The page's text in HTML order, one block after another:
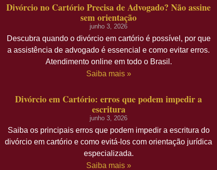
Divórcio no Cartório Precisa de Advogado? Não assine
sem orientação
junho 3, 2026
Descubra quando o divórcio em cartório é possível, por que
a assistência de advogado é essencial e como evitar erros.
Atendimento online em todo o Brasil.
Saiba mais »
Divórcio em Cartório: erros que podem impedir a
escritura
junho 3, 2026
Saiba os principais erros que podem impedir a escritura do
divórcio em cartório e como evitá-los com orientação jurídica
especializada.
Saiba mais »